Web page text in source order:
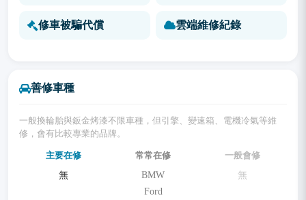
修車被騙代償 雲端維修紀錄
善修車種
一般換輪胎與鈑金烤漆不限車種，但引擎、變速箱、電機冷氣等維
修，會有比較專業的品牌。
主要在修
無
常常在修
BMW
Ford
一般會修
無